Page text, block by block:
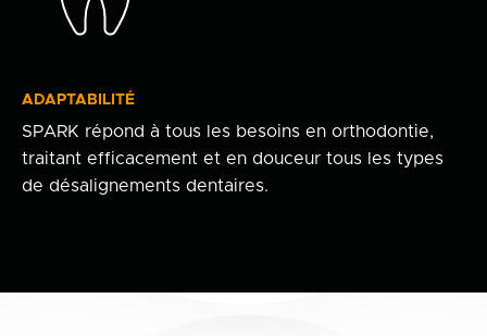
ADAPTABILITÉ
SPARK répond à tous les besoins en orthodontie,
traitant efficacement et en douceur tous les types
de désalignements dentaires.